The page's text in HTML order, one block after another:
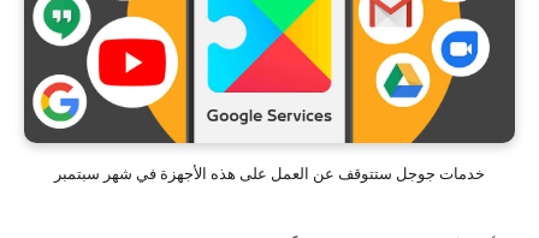
خدمات جوجل ستتوقف عن العمل على هذه الأجهزة في شهر سبتمبر